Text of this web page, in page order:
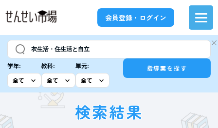
会員登録・ログイン
学年: 教科: 単元: 指導案を探す
検索結果